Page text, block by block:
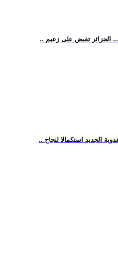
... الجزائر تقبض على زعيم
الجديد استكمالا لنجاح